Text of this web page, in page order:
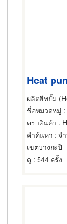
Heat
ผลิตฮีทปั๊ม
ชื่อหมวดหมู่ :
ตราสินค้า :
คำค้นหา : จ
เขตบางกะปิ
ดู : 544 ครั้ง